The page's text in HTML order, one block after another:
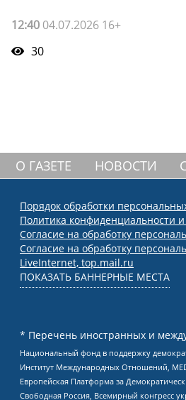
12:40 04.07.2026 16+
30
О ГАЗЕТЕ НОВОСТИ
Порядок обработки
Политика конфиденциальности
Согласие на обработку
Согласие на обработку
LiveInternet, top.mail.ru
ПОКАЗАТЬ БАННЕРНЫЕ МЕСТА
* Перечень иностранных и
Национальный фонд в поддержку
Институт Международных Отношений,
Европейская Платформа за
Свободная Россия, Всемирный конгресс